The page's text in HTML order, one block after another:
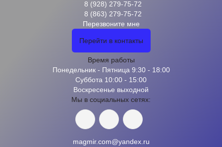
8 (928) 279-75-72
8 (863) 279-75-72
Перезвоните мне
Перейти в контакты
Время работы
Понедельник - Пятница 9:30 - 18:00
Суббота 10:00 - 15:00
Воскресенье выходной
Мы в социальных сетях:
magmir.com@yandex.ru